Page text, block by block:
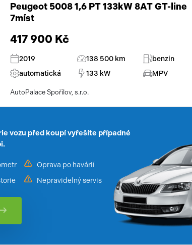
Peugeot 5008 1,6 PT 133kW 8AT GT-line
7míst
417 900 Kč
2019 138 500 km
benzin
automatická
133 kW MPV
AutoPalace Spořilov, s.r.o.
vozu před koupí vyřešíte případné
Oprava po havárií
Nepravidelný servis